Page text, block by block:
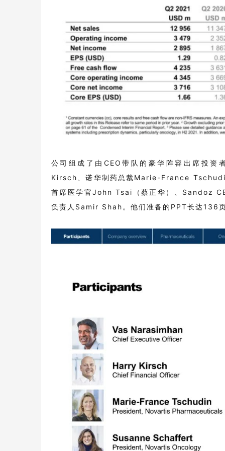
公司组成了由CEO带队的豪华阵容出席投
Kirsch、诺华制药总裁Marie-France
首席医学官John Tsai（蔡正华）、Sandoz
负责人Samir Shah。他们准备的PPT长达136